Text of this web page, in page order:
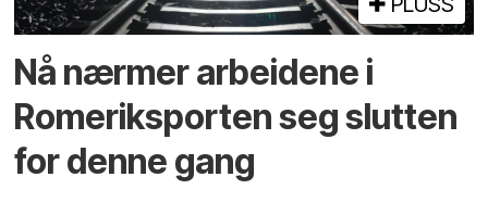
Nå nærmer arbeidene i
Romeriksporten seg slutten
for denne gang